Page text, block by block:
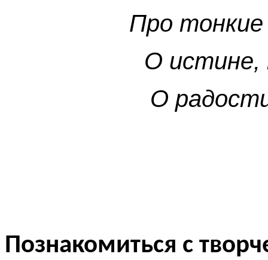
Про тонкие
О истине,
О
Познакомиться с